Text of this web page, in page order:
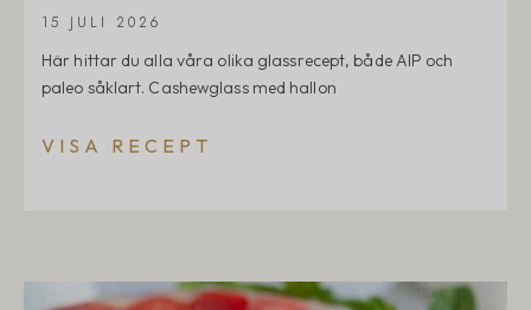
15 JULI 2026
Här hittar du alla våra olika glassrecept, både AIP och
paleo såklart. Cashewglass med hallon
VISA RECEPT